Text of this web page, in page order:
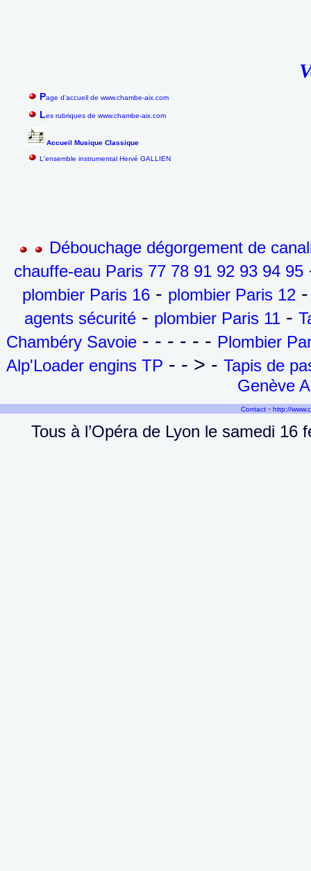
Page d'accueil de www.chambe-aix.com
Les rubriques de www.chambe-aix.com
Accueil Musique Classique
L'ensemble instrumental Hervé GALLIEN
Débouchage dégorgement de
chauffe-eau Paris 77 78 91 92 93 94 95
plombier Paris 16 - plombier Paris 12
agents sécurité - plombier Paris 11 -
Chambéry Savoie - - - - - - Plombier
Alp'Loader engins TP - - > - Tapis de
Genève
Contact - http://
Tous à l’Opéra de Lyon le samedi